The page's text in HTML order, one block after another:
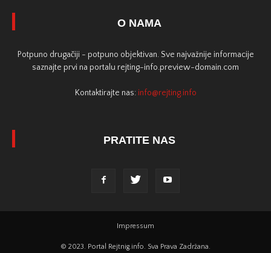
O NAMA
Potpuno drugačiji - potpuno objektivan. Sve najvažnije informacije
saznajte prvi na portalu rejting-info.preview-domain.com
Kontaktirajte nas: info@rejting.info
PRATITE NAS
Impressum
© 2023. Portal Rejtnig.info. Sva Prava Zadržana.